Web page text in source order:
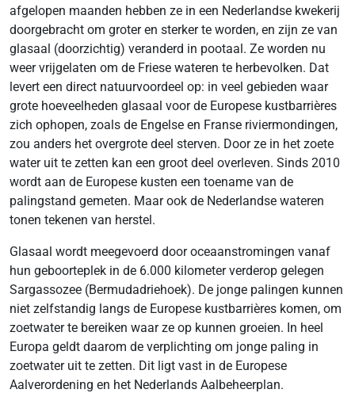
afgelopen maanden hebben ze in een Nederlandse kwekerij
doorgebracht om groter en sterker te worden, en zijn ze van
glasaal (doorzichtig) veranderd in pootaal. Ze worden nu
weer vrijgelaten om de Friese wateren te herbevolken. Dat
levert een direct natuurvoordeel op: in veel gebieden waar
grote hoeveelheden glasaal voor de Europese kustbarrières
zich ophopen, zoals de Engelse en Franse riviermondingen,
zou anders het overgrote deel sterven. Door ze in het zoete
water uit te zetten kan een groot deel overleven. Sinds 2010
wordt aan de Europese kusten een toename van de
palingstand gemeten. Maar ook de Nederlandse wateren
tonen tekenen van herstel.
Glasaal wordt meegevoerd door oceaanstromingen vanaf
hun geboorteplek in de 6.000 kilometer verderop gelegen
Sargassozee (Bermudadriehoek). De jonge palingen kunnen
niet zelfstandig langs de Europese kustbarrières komen, om
zoetwater te bereiken waar ze op kunnen groeien. In heel
Europa geldt daarom de verplichting om jonge paling in
zoetwater uit te zetten. Dit ligt vast in de Europese
Aalverordening en het Nederlands Aalbeheerplan.